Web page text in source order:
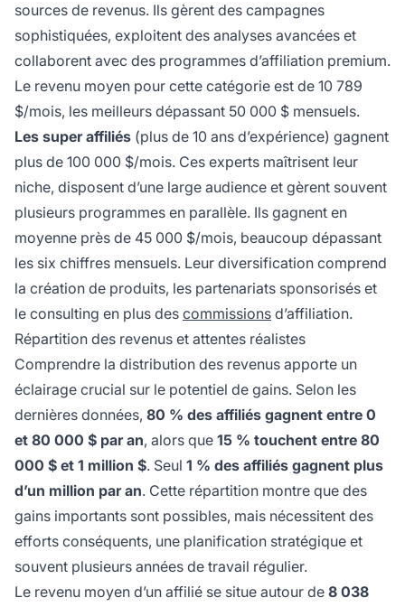
sources de revenus. Ils gèrent des campagnes
sophistiquées, exploitent des analyses avancées et
collaborent avec des programmes d’affiliation premium.
Le revenu moyen pour cette catégorie est de 10 789
$/mois, les meilleurs dépassant 50 000 $ mensuels.
Les super affiliés (plus de 10 ans d’expérience) gagnent
plus de 100 000 $/mois. Ces experts maîtrisent leur
niche, disposent d’une large audience et gèrent souvent
plusieurs programmes en parallèle. Ils gagnent en
moyenne près de 45 000 $/mois, beaucoup dépassant
les six chiffres mensuels. Leur diversification comprend
la création de produits, les partenariats sponsorisés et
le consulting en plus des commissions d’affiliation.
Répartition des revenus et attentes réalistes
Comprendre la distribution des revenus apporte un
éclairage crucial sur le potentiel de gains. Selon les
dernières données, 80 % des affiliés gagnent entre 0
et 80 000 $ par an, alors que 15 % touchent entre 80
000 $ et 1 million $. Seul 1 % des affiliés gagnent plus
d’un million par an. Cette répartition montre que des
gains importants sont possibles, mais nécessitent des
efforts conséquents, une planification stratégique et
souvent plusieurs années de travail régulier.
Le revenu moyen d’un affilié se situe autour de 8 038